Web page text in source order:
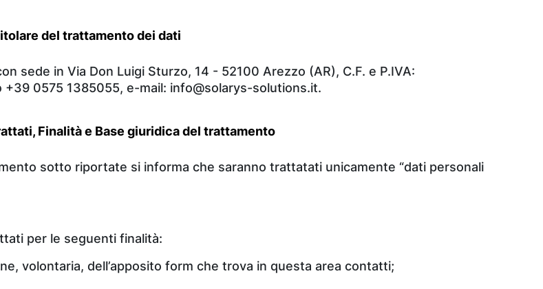
del trattamento dei dati
sede in Via Don Luigi Sturzo, 14 - 52100 Arezzo (AR), C.F. e P.IVA:
0575 1385055, e-mail: info@solarys-solutions.it.
Finalità e Base giuridica del trattamento
sotto riportate si informa che saranno trattatati unicamente “dati personali
per le seguenti finalità:
volontaria, dell’apposito form che trova in questa area contatti;